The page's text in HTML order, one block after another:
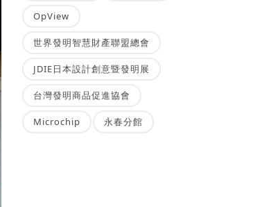
OpView
世界發明智慧財產聯盟總會
JDIE日本設計創意暨發明展
台灣發明商品促進協會
Microchip 永春分館